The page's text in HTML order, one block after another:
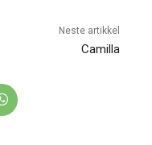
Neste artikkel
Camilla